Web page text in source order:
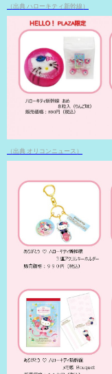
（出典 ハローキティ新幹線）
（出典 オリコンニュース）